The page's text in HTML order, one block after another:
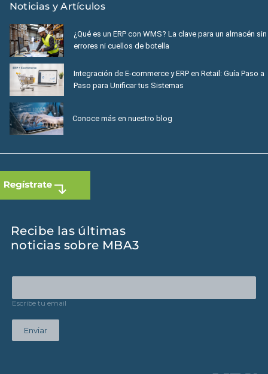
Noticias y Artículos
¿Qué es un ERP con WMS? La clave para un almacén sin
errores ni cuellos de botella
Integración de E-commerce y ERP en Retail: Guía Paso a
Paso para Unificar tus Sistemas
Conoce más en nuestro blog
Recibe las últimas
noticias sobre MBA3
Escribe tu email
Enviar